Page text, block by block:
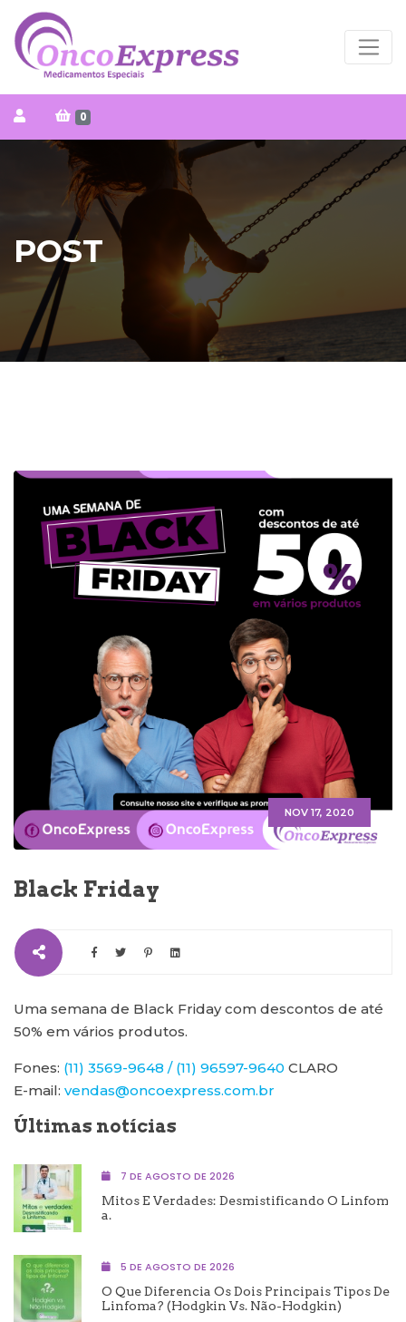
0
POST
NOV 17, 2020
Black Friday
Uma semana de Black Friday com descontos de até
50% em vários produtos.
Fones: (11) 3569-9648 / (11) 96597-9640 CLARO
E-mail: vendas@oncoexpress.com.br
Últimas notícias
7 DE AGOSTO DE 2026
Mitos E Verdades: Desmistificando O Linfom
A.
5 DE AGOSTO DE 2026
O Que Diferencia Os Dois Principais Tipos De
Linfoma? (Hodgkin Vs. Não-Hodgkin)